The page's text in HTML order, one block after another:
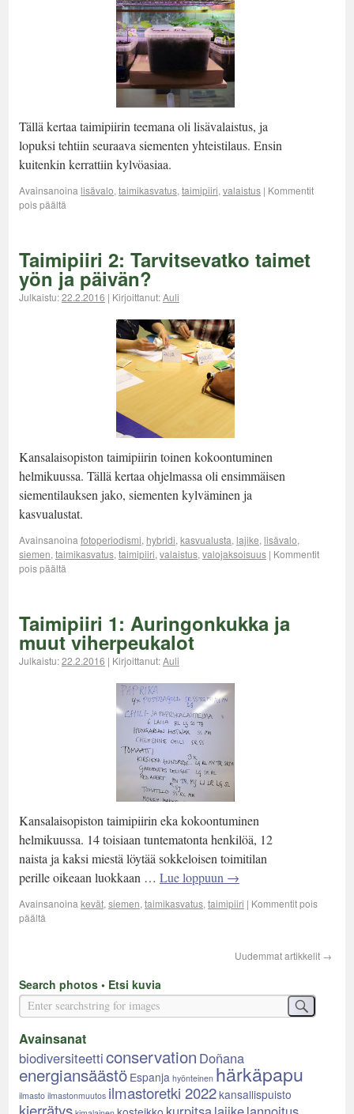
Tällä kertaa taimipiirin teemana oli lisävalaistus, ja
lopuksi tehtiin seuraava siementen yhteistilaus. Ensin
kuitenkin kerrattiin kylvöasiaa.
Avainsanoina lisävalo, taimikasvatus, taimipiiri, valaistus | Kommentit
pois päältä
Taimipiiri 2: Tarvitsevatko taimet
yön ja päivän?
Julkaistu:22.2.2016 | Kirjoittanut:Auli
Kansalaisopiston taimipiirin toinen kokoontuminen
helmikuussa. Tällä kertaa ohjelmassa oli ensimmäisen
siementilauksen jako, siementen kylväminen ja
kasvualustat.
Avainsanoina fotoperiodismi, hybridi, kasvualusta, lajike, lisävalo,
siemen, taimikasvatus, taimipiiri, valaistus, valojaksoisuus | Kommentit
pois päältä
Taimipiiri 1: Auringonkukka ja
muut viherpeukalot
Julkaistu:22.2.2016 | Kirjoittanut:Auli
Kansalaisopiston taimipiirin eka kokoontuminen
helmikuussa. 14 toisiaan tuntematonta henkilöä, 12
naista ja kaksi miestä löytää sokkeloisen toimitilan
perille oikeaan luokkaan … Lue loppuun →
Avainsanoina kevät, siemen, taimikasvatus, taimipiiri | Kommentit pois
päältä
Uudemmat artikkelit →
Search photos • Etsi kuvia
Avainsanat
biodiversiteetticonservation Doñana
energiansäästö Espanja hyönteinen härkäpapu
ilmasto ilmastonmuutos ilmastoretki 2022kansallispuisto
kierrätys